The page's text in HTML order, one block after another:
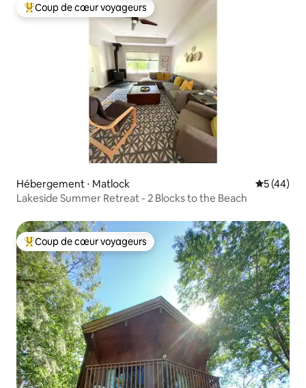
Coups de cœur voyageurs les plus appréciés
Coup de cœur voyageurs
Hébergement ⋅ Matlock
5 (44)
Lakeside Summer Retreat - 2 Blocks to the Beach
Coups de cœur voyageurs les plus appréciés
Coup de cœur voyageurs